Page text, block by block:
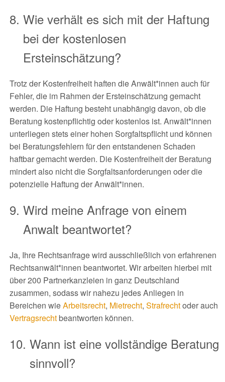
Wie verhält es sich mit der Haftung
bei der kostenlosen
Ersteinschätzung?
Trotz der Kostenfreiheit haften die Anwält*innen auch für
Fehler, die im Rahmen der Ersteinschätzung gemacht
werden. Die Haftung besteht unabhängig davon, ob die
Beratung kostenpflichtig oder kostenlos ist. Anwält*innen
unterliegen stets einer hohen Sorgfaltspflicht und können
bei Beratungsfehlern für den entstandenen Schaden
haftbar gemacht werden. Die Kostenfreiheit der Beratung
mindert also nicht die Sorgfaltsanforderungen oder die
potenzielle Haftung der Anwält*innen.
Wird meine Anfrage von einem
Anwalt beantwortet?
Ja, Ihre Rechtsanfrage wird ausschließlich von erfahrenen
Rechtsanwält*innen beantwortet. Wir arbeiten hierbei mit
über 200 Partnerkanzleien in ganz Deutschland
zusammen, sodass wir nahezu jedes Anliegen in
Bereichen wieArbeitsrecht, Mietrecht, Strafrechtoder auch
Vertragsrechtbeantworten können.
Wann ist eine vollständige Beratung
sinnvoll?